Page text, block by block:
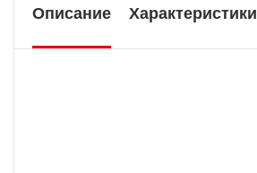
Описание Характеристики